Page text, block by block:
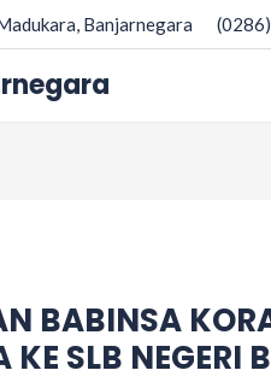
Banjarnegara
BABINSA
KE SLB NEGERI